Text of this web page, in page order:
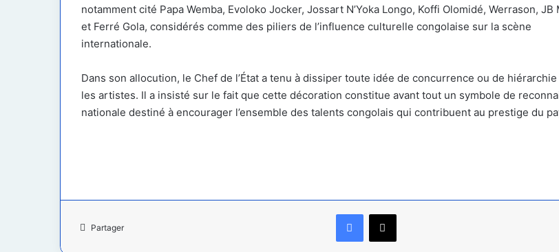
notamment cité Papa Wemba, Evoloko Jocker, Jossart N’Yoka Longo, Koffi Olomidé, Werrason, JB
et Ferré Gola, considérés comme des piliers de l’influence culturelle congolaise sur la scène
internationale.
Dans son allocution, le Chef de l’État a tenu à dissiper toute idée de concurrence ou de
les artistes. Il a insisté sur le fait que cette décoration constitue avant tout un symbole de
nationale destiné à encourager l’ensemble des talents congolais qui contribuent au prestige du
Partager
Facebook
X